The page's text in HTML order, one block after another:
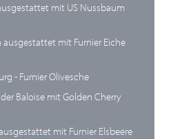
mit US Nussbaum
ausgestattet mit Furnier Eiche
- Furnier Olivesche
Baloise mit Golden Cherry
mit Furnier Elsbeere